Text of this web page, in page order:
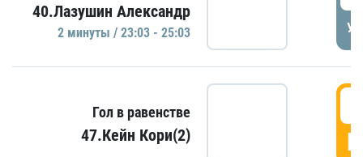
40.Лазушин Александр
2 минуты / 23:03 - 25:03
Гол в равенстве
47.Кейн Кори(2)